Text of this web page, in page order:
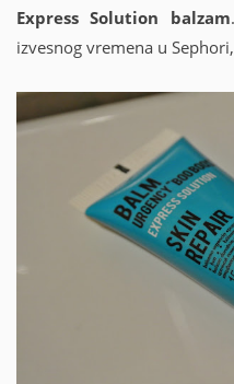
Express Solution balzam
izvesnog vremena u